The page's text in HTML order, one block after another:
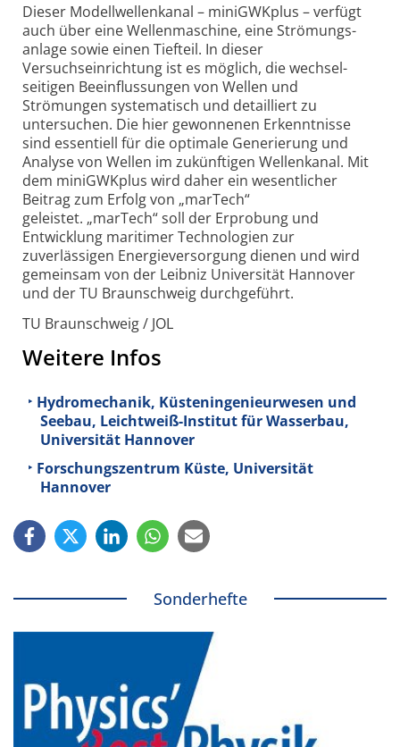
Dieser Modell­wellenkanal – miniGWKplus – verfügt
auch über eine Wellenmaschine, eine Strömungs­
anlage sowie einen Tiefteil. In dieser
Versuchseinrichtung ist es möglich, die wechsel­
seitigen Beein­flussungen von Wellen und
Strömungen systematisch und detailliert zu
untersuchen. Die hier gewonnenen Erkenntnisse
sind essentiell für die optimale Generierung und
Analyse von Wellen im zukünftigen Wellenkanal. Mit
dem miniGWKplus wird daher ein wesentlicher
Beitrag zum Erfolg von „marTech“
geleistet. „marTech“ soll der Erprobung und
Entwicklung maritimer Technologien zur
zuverlässigen Energie­versorgung dienen und wird
gemeinsam von der Leibniz Universität Hannover
und der TU Braunschweig durchgeführt.
TU Braunschweig / JOL
Weitere Infos
Hydromechanik, Küsteningenieurwesen und
Seebau, Leichtweiß-Institut für Wasserbau,
Universität Hannover
Forschungszentrum Küste, Universität
Hannover
Sonderhefte